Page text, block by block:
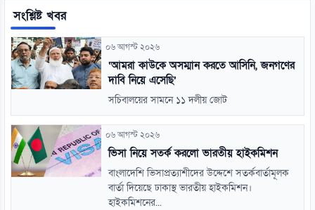
সংশ্লিষ্ট খবর
০৬ আগস্ট ২০২৬
‘আমরা কাউকে অসম্মান করতে আসিনি, জনগণের
দাবি নিয়ে এসেছি’
সচিবালয়ের সামনে ১১ দলীয় জোট
০৬ আগস্ট ২০২৬
ভিসা নিয়ে সতর্ক করলো ভারতীয় হাইকমিশন
বাংলাদেশি ভিসাপ্রত্যাশীদের উদ্দেশে সতর্কবার্তামূলক
বার্তা দিয়েছে ঢাকাস্থ ভারতীয় হাইকমিশন।
হাইকমিশনের...